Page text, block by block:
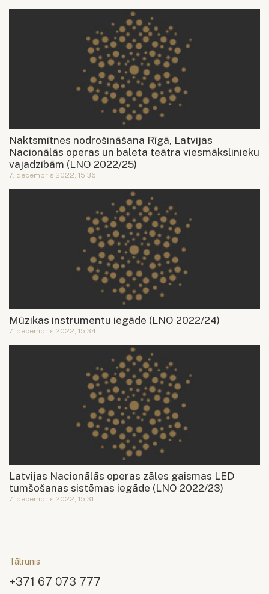
Naktsmītnes nodrošināšana Rīgā, Latvijas
Nacionālās operas un baleta teātra viesmākslinieku
vajadzībām (LNO 2022/25)
7. decembris 2022, 15:36
Mūzikas instrumentu iegāde (LNO 2022/24)
7. decembris 2022, 15:34
Latvijas Nacionālās operas zāles gaismas LED
tumšošanas sistēmas iegāde (LNO 2022/23)
7. decembris 2022, 15:31
Tālrunis
+371 67 073 777